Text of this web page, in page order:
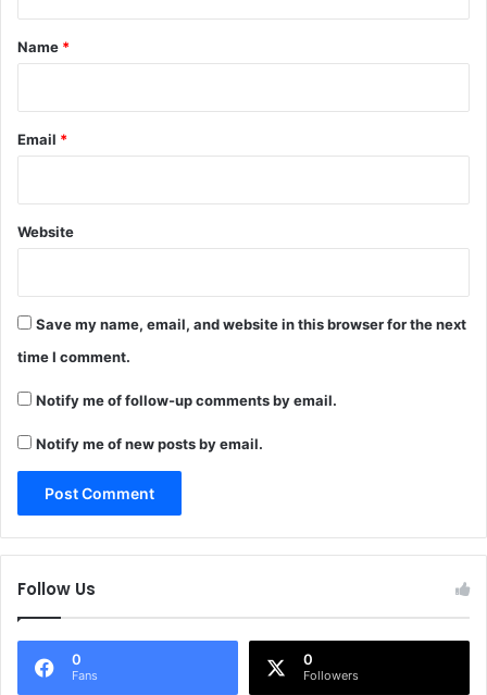
*
Name *
Email *
Website
Save my name, email, and website in this browser for the next
time I comment.
Notify me of follow-up comments by email.
Notify me of new posts by email.
Follow Us
0
Fans
0
Followers